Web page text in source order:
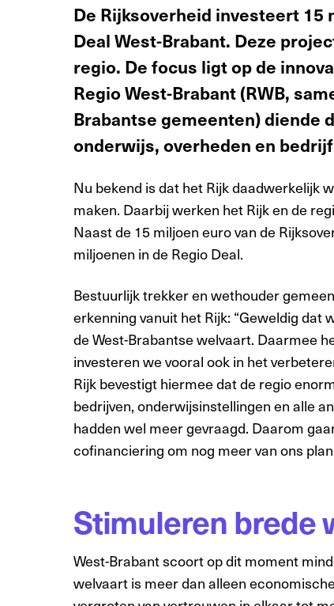
De Rijksoverheid investeert 15
Deal West-Brabant. Deze
regio. De focus ligt op de
Regio West-Brabant (RWB,
Brabantse gemeenten) diende
onderwijs, overheden en
Nu bekend is dat het Rijk daadwerkelijk
maken. Daarbij werken het Rijk en de
Naast de 15 miljoen euro van de
miljoenen in de Regio Deal.
Bestuurlijk trekker en wethouder
erkenning vanuit het Rijk: “Geweldig dat
de West-Brabantse welvaart. Daarmee
investeren we vooral ook in het
Rijk bevestigt hiermee dat de regio
bedrijven, onderwijsinstellingen en alle
hadden wel meer gevraagd. Daarom
cofinanciering om nog meer van ons
Stimuleren brede
West-Brabant scoort op dit moment
welvaart is meer dan alleen